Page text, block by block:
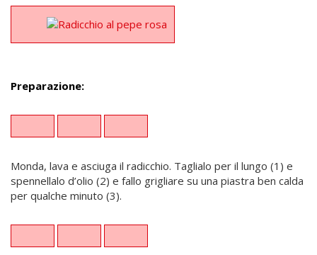
Preparazione:
Monda, lava e asciuga il radicchio. Taglialo per il lungo (1) e
spennellalo d’olio (2) e fallo grigliare su una piastra ben calda
per qualche minuto (3).